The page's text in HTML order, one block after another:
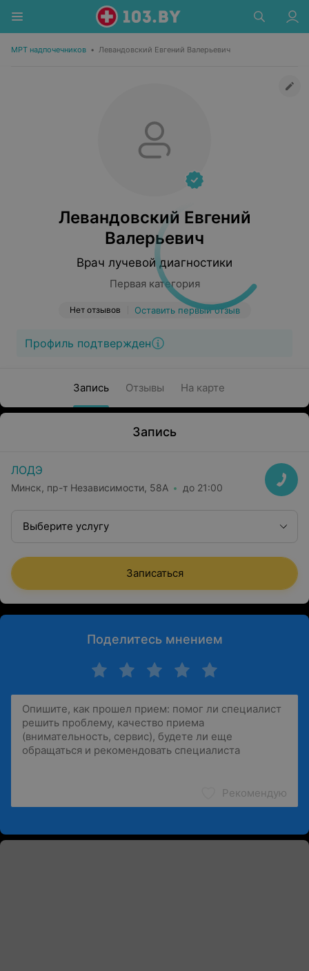
МРТ надпочечников • Левандовский Евгений Валерьевич
Левандовский Евгений
Валерьевич
Врач лучевой диагностики
Первая категория
Нет отзывов Оставить первый отзыв
Профиль подтвержден
Запись Отзывы На карте
Запись
ЛОДЭ
Минск, пр-т Независимости, 58А до 21:00
Выберите услугу
Записаться
Поделитесь мнением
Рекомендую